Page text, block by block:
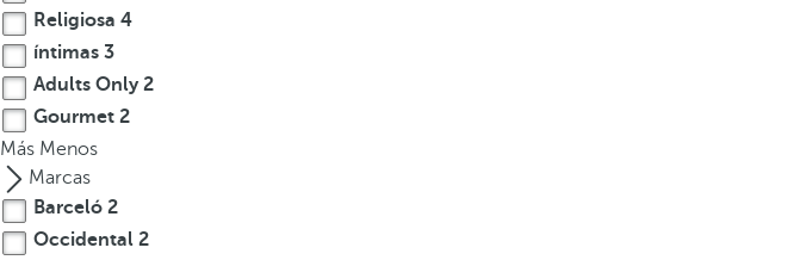
Religiosa 4
íntimas 3
Adults Only2
Gourmet 2
Más Menos
Marcas
Barceló 2
Occidental 2